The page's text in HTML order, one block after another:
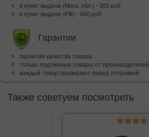
в пункт выдачи (Моск. обл.) - 300 руб
в пункт выдачи (РФ) - 400 руб
Гарантии
гарантия качества товара
только подлинные товары от производителей
каждый товар проверяют перед отправкой
Также советуем посмотреть